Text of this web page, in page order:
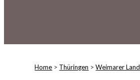
Home > Thüringen >Weimarer Land